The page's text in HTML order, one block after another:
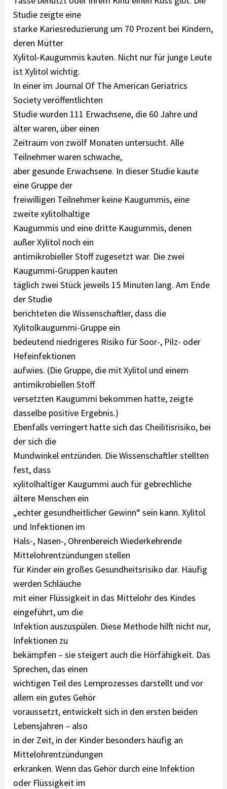
Studie zeigte eine
starke Kariesreduzierung um 70 Prozent bei Kindern,
deren Mütter
Xylitol-Kaugummis kauten. Nicht nur für junge Leute
ist Xylitol wichtig.
In einer im Journal Of The American Geriatrics
Society veröffentlichten
Studie wurden 111 Erwachsene, die 60 Jahre und
älter waren, über einen
Zeitraum von zwölf Monaten untersucht. Alle
Teilnehmer waren schwache,
aber gesunde Erwachsene. In dieser Studie kaute
eine Gruppe der
freiwilligen Teilnehmer keine Kaugummis, eine
zweite xylitolhaltige
Kaugummis und eine dritte Kaugummis, denen
außer Xylitol noch ein
antimikrobieller Stoff zugesetzt war. Die zwei
Kaugummi-Gruppen kauten
täglich zwei Stück jeweils 15 Minuten lang. Am Ende
der Studie
berichteten die Wissenschaftler, dass die
Xylitolkaugummi-Gruppe ein
bedeutend niedrigeres Risiko für Soor-, Pilz- oder
Hefeinfektionen
aufwies. (Die Gruppe, die mit Xylitol und einem
antimikrobiellen Stoff
versetzten Kaugummi bekommen hatte, zeigte
dasselbe positive Ergebnis.)
Ebenfalls verringert hatte sich das Cheilitisrisiko, bei
der sich die
Mundwinkel entzünden. Die Wissenschaftler stellten
fest, dass
xylitolhaltiger Kaugummi auch für gebrechliche
ältere Menschen ein
„echter gesundheitlicher Gewinn“ sein kann. Xylitol
und Infektionen im
Hals-, Nasen-, Ohrenbereich Wiederkehrende
Mittelohrentzündungen stellen
für Kinder ein großes Gesundheitsrisiko dar. Häufig
werden Schläuche
mit einer Flüssigkeit in das Mittelohr des Kindes
eingeführt, um die
Infektion auszuspülen. Diese Methode hilft nicht nur,
Infektionen zu
bekämpfen – sie steigert auch die Hörfähigkeit. Das
Sprechen, das einen
wichtigen Teil des Lernprozesses darstellt und vor
allem ein gutes Gehör
voraussetzt, entwickelt sich in den ersten beiden
Lebensjahren – also
in der Zeit, in der Kinder besonders häufig an
Mittelohrentzündungen
erkranken. Wenn das Gehör durch eine Infektion
oder Flüssigkeit im